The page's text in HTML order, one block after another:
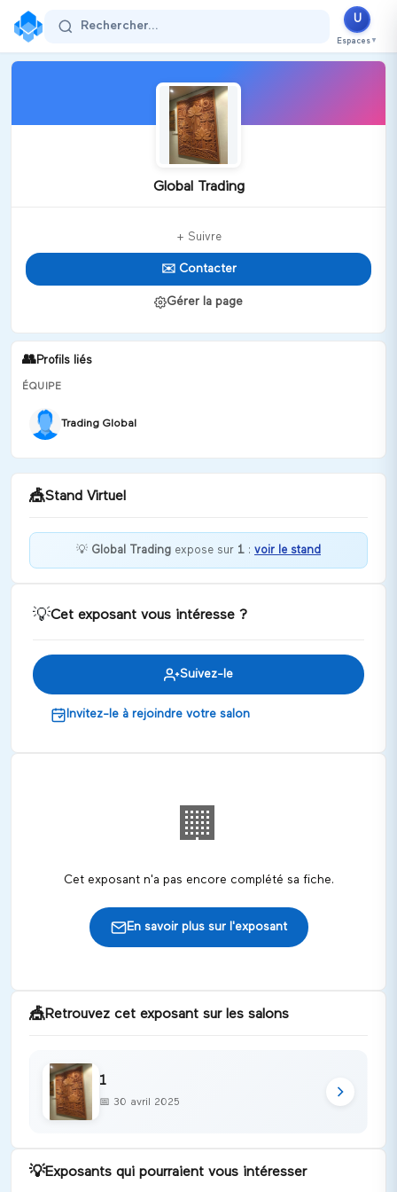
Rechercher...
U
Espaces ▼
Global Trading
+ Suivre
✉️ Contacter
Gérer la page
👥Profils liés
ÉQUIPE
Trading Global
🎪Stand Virtuel
Discuter
💡 Global Trading expose sur 1 : voir le stand
💡Cet exposant vous intéresse ?
Suivez-le
Invitez-le à rejoindre votre salon
🏢
Cet exposant n'a pas encore complété sa fiche.
En savoir plus sur l'exposant
🎪Retrouvez cet exposant sur les salons
1
📅 30 avril 2025
💡Exposants qui pourraient vous intéresser